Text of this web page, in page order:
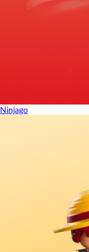
Ninjago